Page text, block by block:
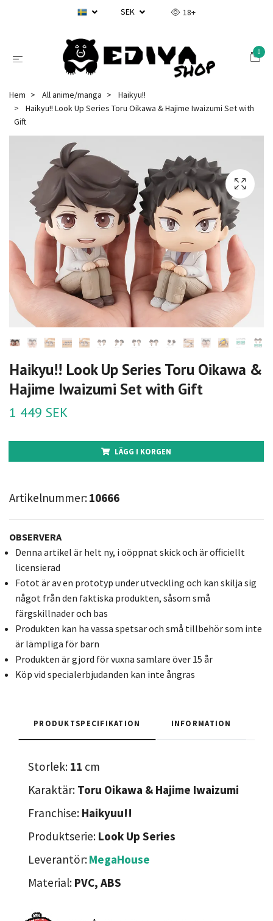
SEK 18+
0
Hem All anime/manga
Haikyu!!
Haikyu!! Look Up Series Toru Oikawa & Hajime Iwaizumi Set with
Gift
Haikyu!! Look Up Series Toru Oikawa &
Hajime Iwaizumi Set with Gift
1 449 SEK
LÄGG I KORGEN
Artikelnummer:10666
OBSERVERA
Denna artikel är helt ny, i oöppnat skick och är officiellt
licensierad
Fotot är av en prototyp under utveckling och kan skilja sig
något från den faktiska produkten, såsom små
färgskillnader och bas
Produkten kan ha vassa spetsar och små tillbehör som inte
är lämpliga för barn
Produkten är gjord för vuxna samlare över 15 år
Köp vid specialerbjudanden kan inte ångras
PRODUKTSPECIFIKATION INFORMATION
Storlek: 11 cm
Karaktär: Toru Oikawa & Hajime Iwaizumi
Franchise: Haikyuu!!
Produktserie: Look Up Series
Leverantör:MegaHouse
Material: PVC, ABS